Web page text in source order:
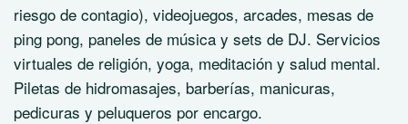
riesgo de contagio), videojuegos, arcades, mesas de
ping pong, paneles de música y sets de DJ. Servicios
virtuales de religión, yoga, meditación y salud mental.
Piletas de hidromasajes, barberías, manicuras,
pedicuras y peluqueros por encargo.